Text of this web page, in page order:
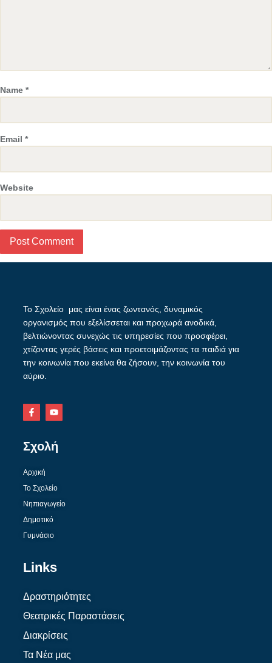
Name *
Email *
Website
Το Σχολείο μας είναι ένας ζωντανός, δυναμικός
οργανισμός που εξελίσσεται και προχωρά ανοδικά,
βελτιώνοντας συνεχώς τις υπηρεσίες που προσφέρει,
χτίζοντας γερές βάσεις και προετοιμάζοντας τα παιδιά για
την κοινωνία που εκείνα θα ζήσουν, την κοινωνία του
αύριο.
Σχολή
Αρχική
Το Σχολείο
Νηπιαγωγείο
Δημοτικό
Γυμνάσιο
Links
Δραστηριότητες
Θεατρικές Παραστάσεις
Διακρίσεις
Τα Νέα μας